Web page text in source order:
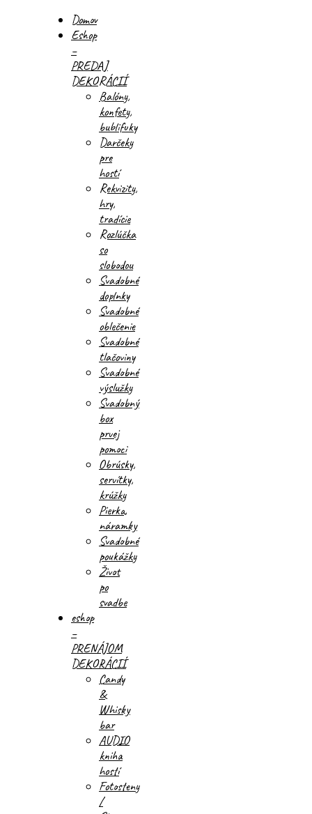
Domov
Eshop
–
PREDAJ
DEKORÁCIÍ
Balóny,
konfety,
bublifuky
Darčeky
pre
hostí
Rekvizity,
hry,
tradície
Rozlúčka
so
slobodou
Svadobné
doplnky
Svadobné
oblečenie
Svadobné
tlačoviny
Svadobné
výslužky
Svadobný
box
prvej
pomoci
Obrúsky,
servítky,
krúžky
Pierka,
náramky
Svadobné
poukážky
Život
po
svadbe
eshop
–
PRENÁJOM
DEKORÁCIÍ
Candy
&
Whisky
bar
AUDIO
kniha
hostí
Fotosteny
/